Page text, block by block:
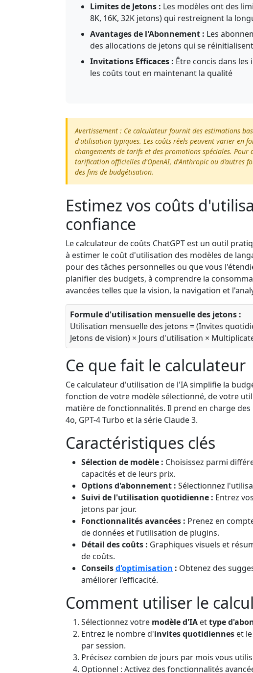
Limites de Jetons : Les modèles ont des
8K, 16K, 32K jetons) qui restreignent la
Avantages de l'Abonnement : Les
des allocations de jetons qui se
Invitations Efficaces : Être concis dans
les coûts tout en maintenant la qualité
Avertissement : Ce calculateur fournit des estimations
d'utilisation typiques. Les coûts réels peuvent varier en
changements de tarifs et des promotions spéciales.
tarification officielles d'OpenAI, d'Anthropic ou d'autres
des fins de budgétisation.
Estimez vos coûts
confiance
Le calculateur de coûts ChatGPT est un outil
à estimer le coût d'utilisation des modèles de
pour des tâches personnelles ou que vous
planifier des budgets, à comprendre la
avancées telles que la vision, la navigation et
Formule d'utilisation mensuelle des jetons :
Utilisation mensuelle des jetons = (Invites
Jetons de vision) × Jours d'utilisation ×
Ce que fait le calculateur
Ce calculateur d'utilisation de l'IA simplifie la
fonction de votre modèle sélectionné, de votre
matière de fonctionnalités. Il prend en charge des
4o, GPT-4 Turbo et la série Claude 3.
Caractéristiques clés
Sélection de modèle : Choisissez parmi
capacités et de leurs prix.
Options d'abonnement : Sélectionnez
Suivi de l'utilisation quotidienne : Entrez
jetons par jour.
Fonctionnalités avancées : Prenez en
de données et l'utilisation de plugins.
Détail des coûts : Graphiques visuels et
de coûts.
Conseilsd'optimisation : Obtenez des
améliorer l'efficacité.
Comment utiliser le
Sélectionnez votre modèle d'IA ettype
Entrez le nombre d'invites quotidiennes et le
par session.
Précisez combien de jours par mois vous
Optionnel : Activez des fonctionnalités